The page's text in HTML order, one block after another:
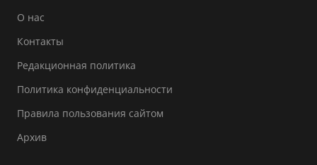
О нас
Контакты
Редакционная политика
Политика конфиденциальности
Правила пользования сайтом
Архив